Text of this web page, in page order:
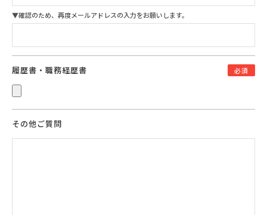
▼確認のため、再度メールアドレスの入力をお願いします。
履歴書・職務経歴書 必須
その他ご質問